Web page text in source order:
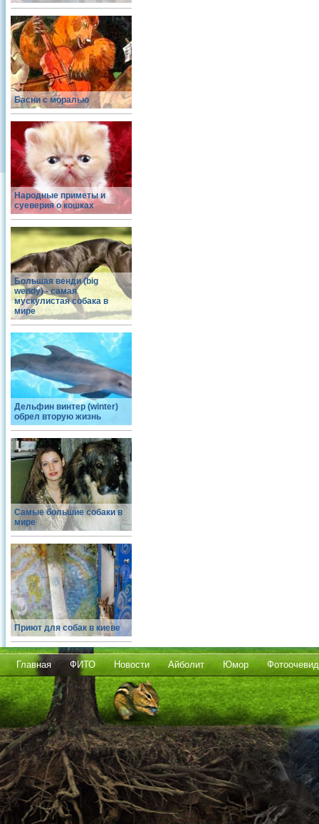
Басни с моралью
Народные приметы и
суеверия о кошках
Большая венди (big
wendy) - самая
мускулистая собака в
мире
Дельфин винтер (winter)
обрел вторую жизнь
Самые большие собаки в
мире
Приют для собак в киеве
Главная ФИТО Новости Айболит Юмор